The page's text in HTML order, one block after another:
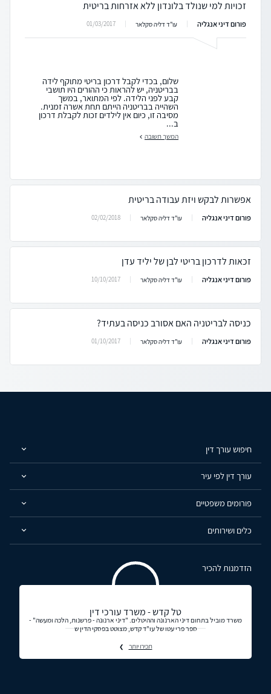
זכויות למי שנולד בלונדון ללא אזרחות בריטית
פורום דיני אנגליה עו"ד דליה סקלאר 01/03/2017
שלום, בכדי לקבל דרכון בריטי מתוקף לידה
בבריטניה, יש להראות כי ההורים היו תושבי
קבע לפני הלידה. לפי המתואר, במשך
השהייה בבריטניה הייתם תחת אשרה זמנית.
מסיבה זו, כיום אין לילדים זכות לקבלת דרכון
ב...
המשך תשובה
אפשרות לבקש ויזת עבודה בריטית
פורום דיני אנגליה עו"ד דליה סקלאר 02/02/2018
זכאות לדרכון בריטי לבן של יליד עדן
פורום דיני אנגליה עו"ד דליה סקלאר 10/10/2017
כניסה לבריטניה האם אסורב כניסה בעתיד?
פורום דיני אנגליה עו"ד דליה סקלאר 01/10/2017
חיפוש עורך דין
עורך דין לפי עיר
פורומים משפטיים
כלים ושירותים
הזדמנות להכיר
טל קדש - משרד עורכי דין
משרד מוביל בתחום דיני הארנונה וההיטלים. "דיני ארנונה - פרשנות, הלכה ומעשה" -
ספר פרי עטו של עו"ד קדש, מצוטט בפסקי הדין ש
תכירו יותר